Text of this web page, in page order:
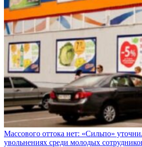
Массового оттока нет: «Сильпо»
увольнениях среди молодых